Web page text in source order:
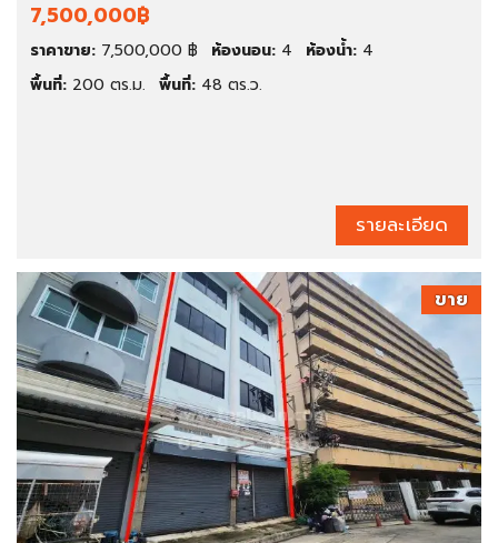
7,500,000฿
ราคาขาย: 7,500,000 ฿ ห้องนอน: 4 ห้องน้ำ: 4
พื้นที่: 200 ตร.ม. พื้นที่: 48 ตร.ว.
รายละเอียด
ขาย